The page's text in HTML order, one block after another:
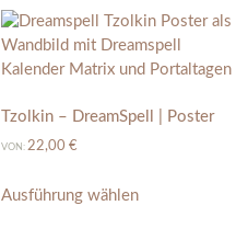
Tzolkin – DreamSpell | Poster
VON: 22,00 €
Ausführung wählen